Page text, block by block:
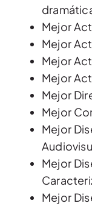
Mejor
Mejor
Mejor
Mejor
Mejor
Mejor
Mejor
Mejor
Mejor